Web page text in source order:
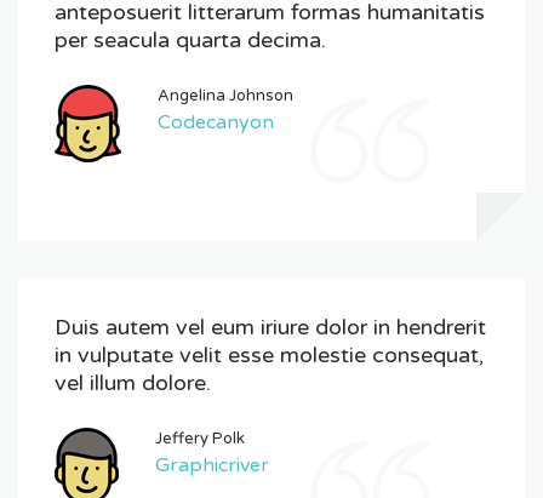
anteposuerit litterarum formas humanitatis
per seacula quarta decima.
Angelina Johnson
Codecanyon
Duis autem vel eum iriure dolor in hendrerit
in vulputate velit esse molestie consequat,
vel illum dolore.
Jeffery Polk
Graphicriver